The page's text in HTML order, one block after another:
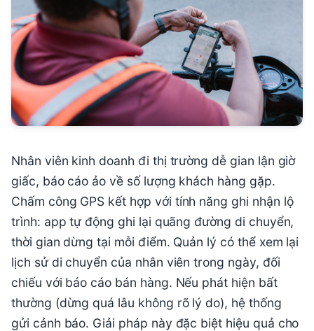
Nhân viên kinh doanh đi thị trường dễ gian lận giờ
giấc, báo cáo ảo về số lượng khách hàng gặp.
Chấm công GPS kết hợp với tính năng ghi nhận lộ
trình: app tự động ghi lại quãng đường di chuyển,
thời gian dừng tại mỗi điểm. Quản lý có thể xem lại
lịch sử di chuyển của nhân viên trong ngày, đối
chiếu với báo cáo bán hàng. Nếu phát hiện bất
thường (dừng quá lâu không rõ lý do), hệ thống
gửi cảnh báo. Giải pháp này đặc biệt hiệu quả cho